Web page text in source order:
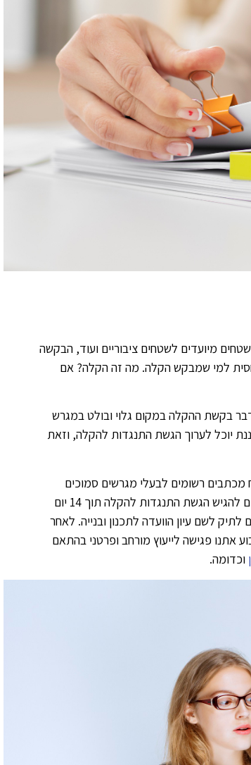
מיועדים לשטחים ציבוריים ועוד, הבקשה
למי שמבקש הקלה. מה זה הקלה? אם
בקשת ההקלה במקום גלוי ובולט במגרש
יוכל לערוך הגשת התנגדות להקלה, וזאת
רשומים לבעלי מגרשים סמוכים
למגרש שעליו הוא מבקש את ההקלה. אלו שרואים את עצמם נפגעים מההקלה יכולים להגיש הגשת התנגדות להקלה תוך 14 יום
לשם עיון הוועדה לתכנון ובנייה. לאחר
פגישה לייעוץ מורחב ופרטני בהתאם
וכדומה.